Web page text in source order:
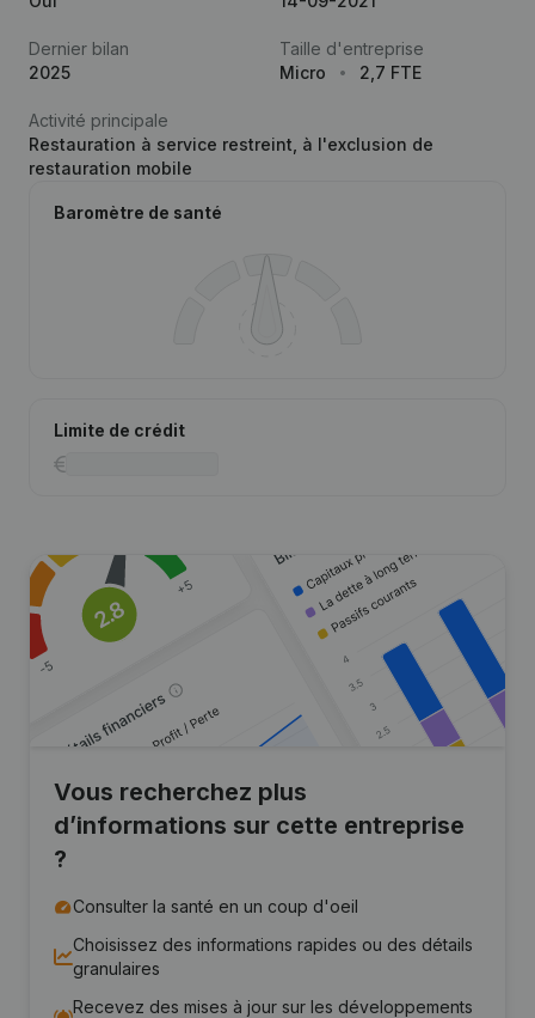
Dernier bilan
2025
Taille d'entreprise
Micro
2,7 FTE
Activité principale
Restauration à service restreint, à l'exclusion de
restauration mobile
Baromètre de santé
Limite de crédit
Vous recherchez plus
d’informations sur cette entreprise
?
Consulter la santé en un coup d'oeil
Choisissez des informations rapides ou des détails
granulaires
Recevez des mises à jour sur les développements